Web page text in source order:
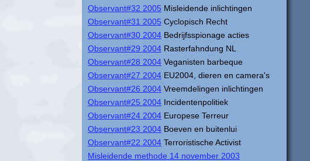
Observant#32 2005 Misleidende inlichtingen
Observant#31 2005 Cyclopisch Recht
Observant#30 2004 Bedrijfsspionage acties
Observant#29 2004 Rasterfahndung NL
Observant#28 2004 Veganisten barbeque
Observant#27 2004 EU2004, dieren en camera's
Observant#26 2004 Vreemdelingen inlichtingen
Observant#25 2004 Incidentenpolitiek
Observant#24 2004 Europese Terreur
Observant#23 2004 Boeven en buitenlui
Observant#22 2004 Terroristische Activist
Misleidende methode 14 november 2003